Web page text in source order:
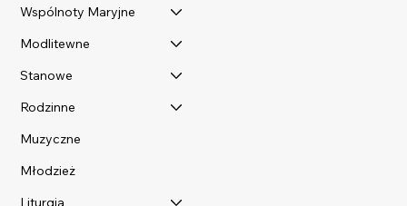
Wspólnoty Maryjne
Modlitewne
Stanowe
Rodzinne
Muzyczne
Młodzież
Liturgia